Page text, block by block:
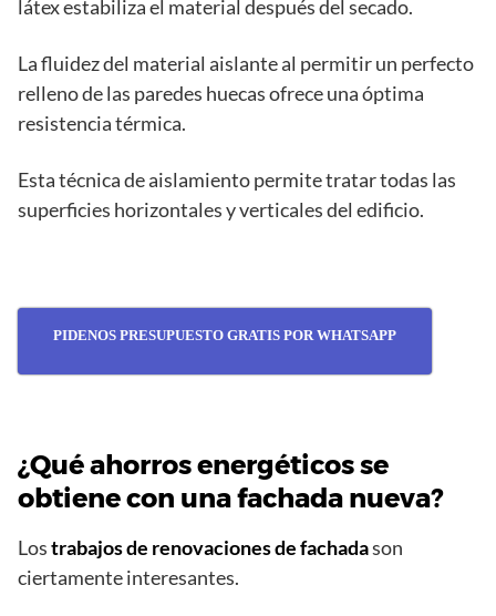
látex estabiliza el material después del secado.
La fluidez del material aislante al permitir un perfecto
relleno de las paredes huecas ofrece una óptima
resistencia térmica.
Esta técnica de aislamiento permite tratar todas las
superficies horizontales y verticales del edificio.
PIDENOS PRESUPUESTO GRATIS POR WHATSAPP
¿Qué ahorros energéticos se
obtiene con una fachada nueva?
Lostrabajos de renovaciones de fachadason
ciertamente interesantes.